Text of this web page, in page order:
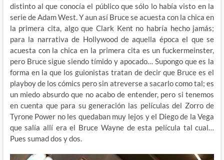
distinto al que conocía el público que sólo lo había visto en la
serie de Adam West. Y aun así Bruce se acuesta con la chica en
la primera cita, algo que Clark Kent no habría hecho jamás;
para la narrativa de Hollywood de aquella época el que se
acuesta con la chica en la primera cita es un fuckermeinster,
pero Bruce sigue siendo tímido y apocado… Supongo que es la
forma en la que los guionistas tratan de decir que Bruce es el
playboy de los cómics pero sin atreverse a sacarlo como tal; es
un miedo absurdo que no acabo de entender, pero si tenemos
en cuenta que para su generación las películas del Zorro de
Tyrone Power no les quedaban muy lejos y el Diego de la Vega
que salía allí era el Bruce Wayne de esta película tal cual…
Pues sumad dos y dos.